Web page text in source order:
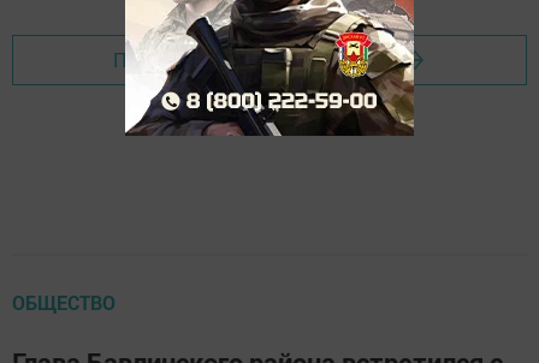
Перейти на страницу новости
ОБЩЕСТВО